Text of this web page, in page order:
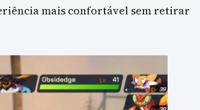
mais confortável sem retirar